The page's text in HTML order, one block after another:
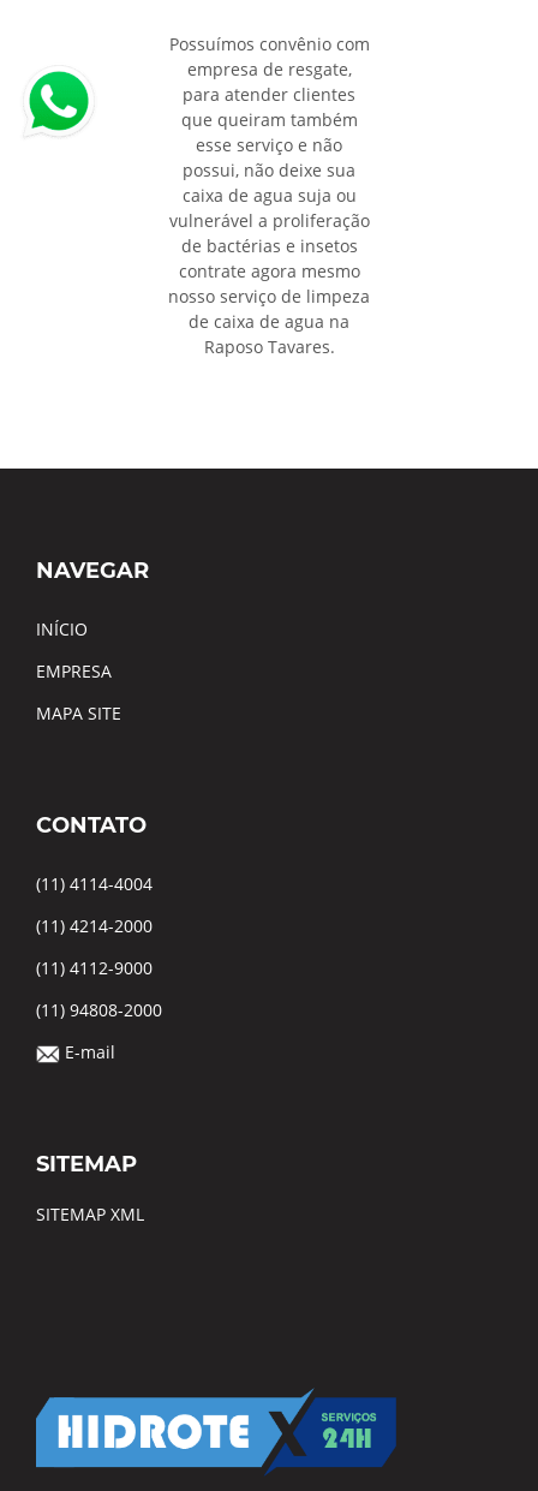
Possuímos convênio com
empresa de resgate,
para atender clientes
que queiram também
esse serviço e não
possui, não deixe sua
caixa de agua suja ou
vulnerável a proliferação
de bactérias e insetos
contrate agora mesmo
nosso serviço de limpeza
de caixa de agua na
Raposo Tavares.
NAVEGAR
INÍCIO
EMPRESA
MAPA SITE
CONTATO
(11) 4114-4004
(11) 4214-2000
(11) 4112-9000
(11) 94808-2000
E-mail
SITEMAP
SITEMAP XML